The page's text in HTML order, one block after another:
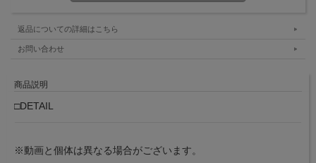
返品についての詳細はこちら
お問い合わせ
商品説明
□DETAIL
※動画と個体は異なる場合がございます。